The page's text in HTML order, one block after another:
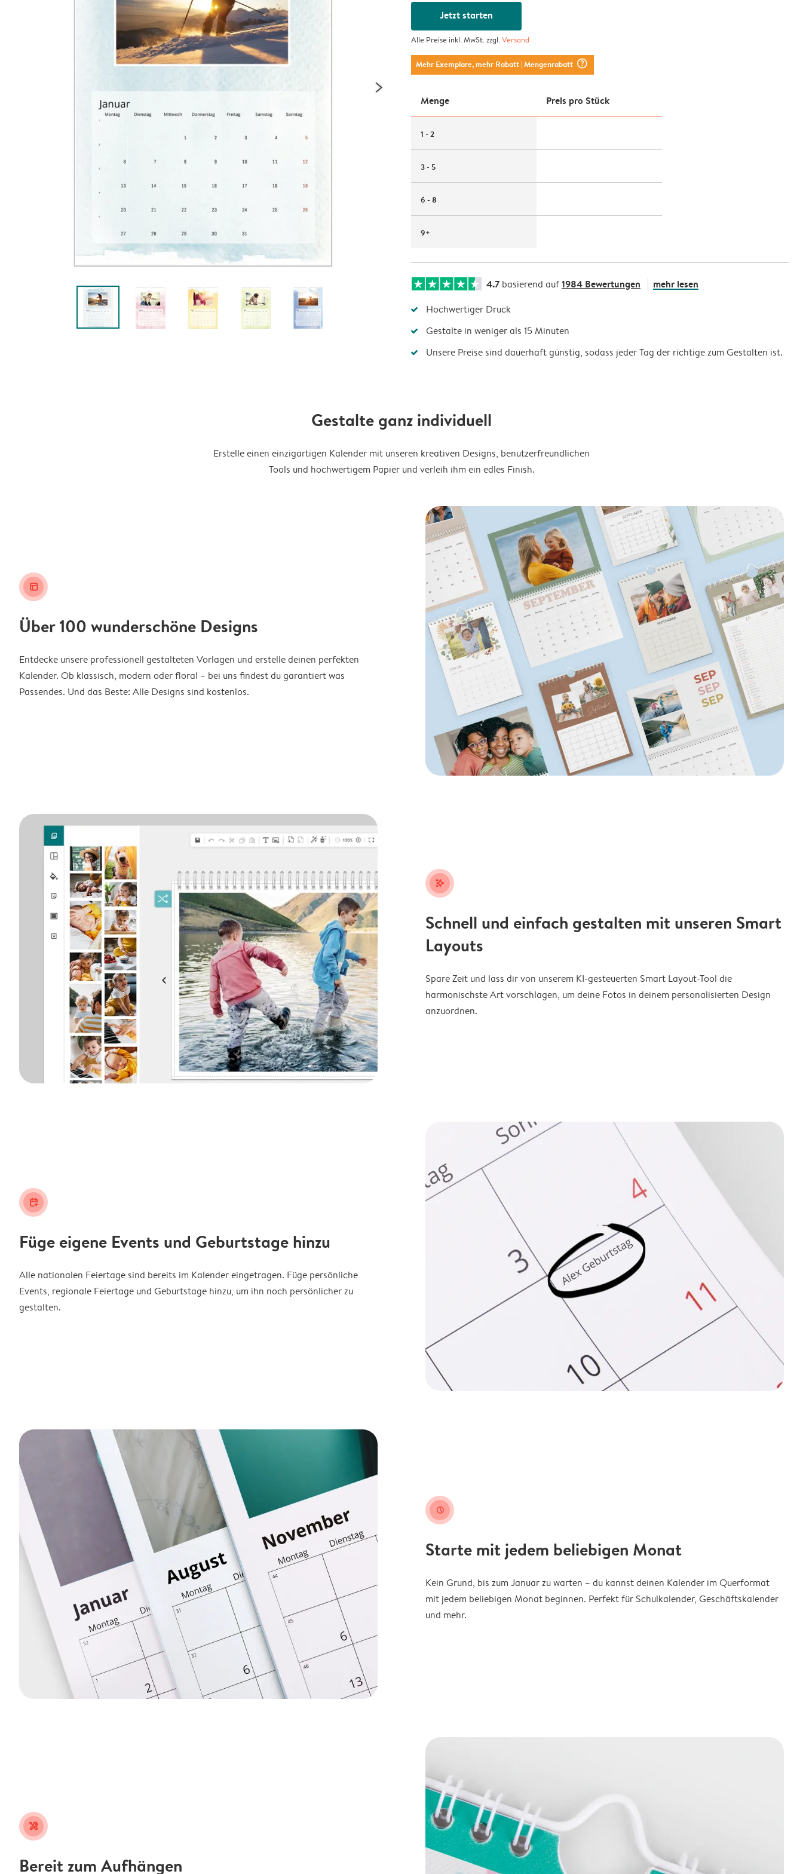
Jetzt starten
Alle Preise inkl. MwSt. zzgl.Versand
Mehr Exemplare, mehr Rabatt| Mengenrabatt question_mark_circle
Menge Preis pro Stück
1 - 2
3 - 5
6 - 8
9+
4.7 basierend auf1984 Bewertungen mehr lesen
Hochwertiger Druck
Gestalte in weniger als 15 Minuten
Unsere Preise sind dauerhaft günstig, sodass jeder Tag der richtige zum Gestalten ist.
Gestalte ganz individuell
Erstelle einen einzigartigen Kalender mit unseren kreativen Designs, benutzerfreundlichen
Tools und hochwertigem Papier und verleih ihm ein edles Finish.
layout_alt
Über 100 wunderschöne Designs
Entdecke unsere professionell gestalteten Vorlagen und erstelle deinen perfekten
Kalender. Ob klassisch, modern oder floral – bei uns findest du garantiert was
Passendes. Und das Beste: Alle Designs sind kostenlos.
stars_plus
Schnell und einfach gestalten mit unseren Smart
Layouts
Spare Zeit und lass dir von unserem KI-gesteuerten Smart Layout-Tool die
harmonischste Art vorschlagen, um deine Fotos in deinem personalisierten Design
anzuordnen.
calendar_plus
Füge eigene Events und Geburtstage hinzu
Alle nationalen Feiertage sind bereits im Kalender eingetragen. Füge persönliche
Events, regionale Feiertage und Geburtstage hinzu, um ihn noch persönlicher zu
gestalten.
clock
Starte mit jedem beliebigen Monat
Kein Grund, bis zum Januar zu warten – du kannst deinen Kalender im Querformat
mit jedem beliebigen Monat beginnen. Perfekt für Schulkalender, Geschäftskalender
und mehr.
tools
Bereit zum Aufhängen